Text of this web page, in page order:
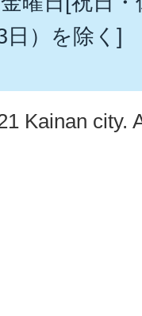
日）を除く]
Kainan city.